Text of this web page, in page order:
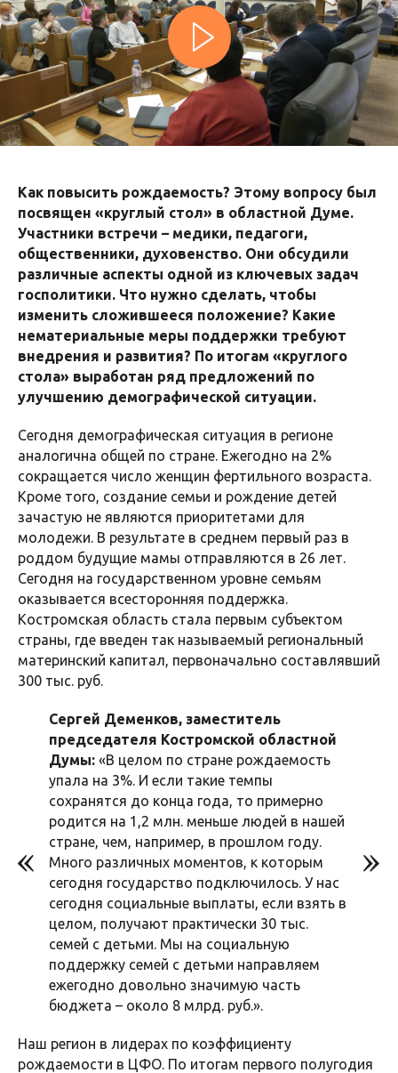
Как повысить рождаемость? Этому вопросу был
посвящен «круглый стол» в областной Думе.
Участники встречи – медики, педагоги,
общественники, духовенство. Они обсудили
различные аспекты одной из ключевых задач
госполитики. Что нужно сделать, чтобы
изменить сложившееся положение? Какие
нематериальные меры поддержки требуют
внедрения и развития? По итогам «круглого
стола» выработан ряд предложений по
улучшению демографической ситуации.
Сегодня демографическая ситуация в регионе
аналогична общей по стране. Ежегодно на 2%
сокращается число женщин фертильного возраста.
Кроме того, создание семьи и рождение детей
зачастую не являются приоритетами для
молодежи. В результате в среднем первый раз в
роддом будущие мамы отправляются в 26 лет.
Сегодня на государственном уровне семьям
оказывается всесторонняя поддержка.
Костромская область стала первым субъектом
страны, где введен так называемый региональный
материнский капитал, первоначально составлявший
300 тыс. руб.
Сергей Деменков, заместитель
председателя Костромской областной
Думы: «В целом по стране рождаемость
упала на 3%. И если такие темпы
сохранятся до конца года, то примерно
родится на 1,2 млн. меньше людей в нашей
стране, чем, например, в прошлом году.
Много различных моментов, к которым
сегодня государство подключилось. У нас
сегодня социальные выплаты, если взять в
целом, получают практически 30 тыс.
семей с детьми. Мы на социальную
поддержку семей с детьми направляем
ежегодно довольно значимую часть
бюджета – около 8 млрд. руб.».
Наш регион в лидерах по коэффициенту
рождаемости в ЦФО. По итогам первого полугодия